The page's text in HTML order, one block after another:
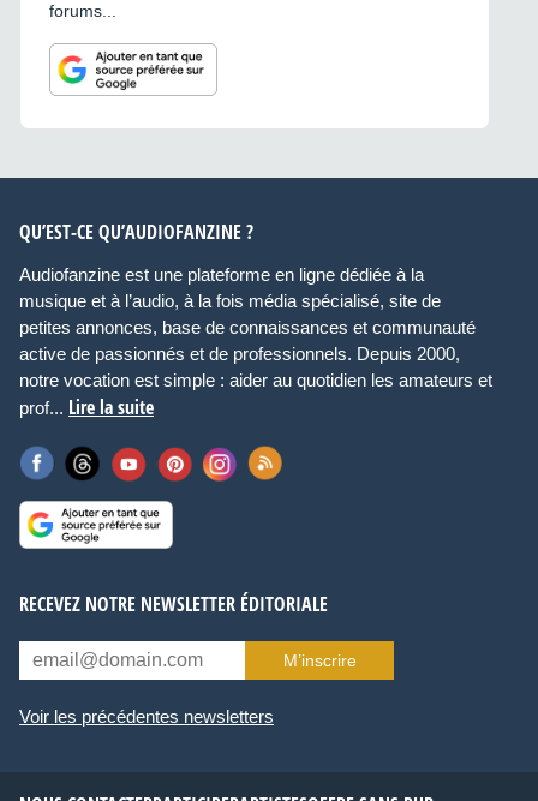
forums...
QU’EST-CE QU’AUDIOFANZINE ?
Audiofanzine est une plateforme en ligne dédiée à la
musique et à l’audio, à la fois média spécialisé, site de
petites annonces, base de connaissances et communauté
active de passionnés et de professionnels. Depuis 2000,
notre vocation est simple : aider au quotidien les amateurs et
prof... Lire la suite
RECEVEZ NOTRE NEWSLETTER ÉDITORIALE
M’inscrire
Voir les précédentes newsletters